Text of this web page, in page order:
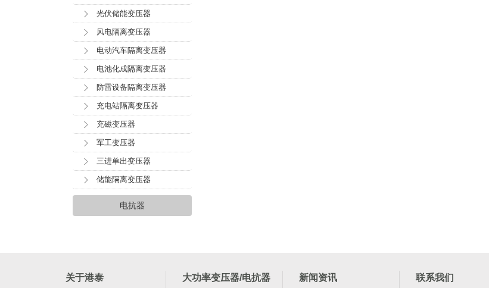
光伏储能变压器
风电隔离变压器
电动汽车隔离变压器
电池化成隔离变压器
防雷设备隔离变压器
充电站隔离变压器
充磁变压器
军工变压器
三进单出变压器
储能隔离变压器
电抗器
关于港泰 大功率变压器/电抗器 新闻资讯 联系我们